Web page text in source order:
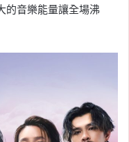
的音樂能量讓全場沸